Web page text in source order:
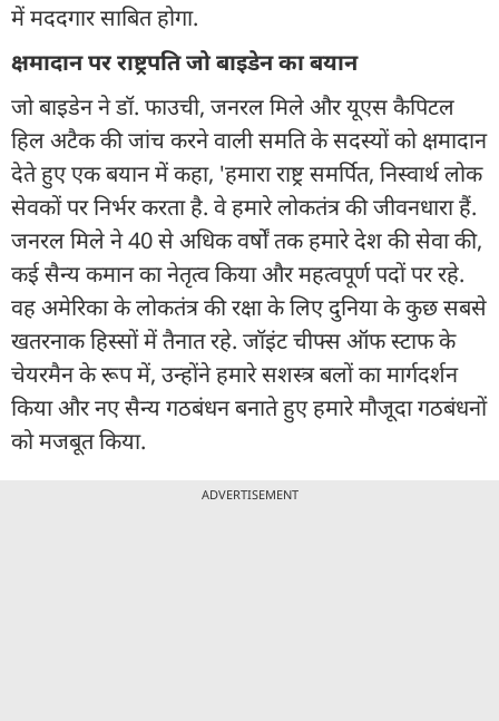
में मददगार साबित होगा.
क्षमादान पर राष्ट्रपति जो बाइडेन का बयान
जो बाइडेन ने डॉ. फाउची, जनरल मिले और यूएस कैपिटल
हिल अटैक की जांच करने वाली समति के सदस्यों को क्षमादान
देते हुए एक बयान में कहा, 'हमारा राष्ट्र समर्पित, निस्वार्थ लोक
सेवकों पर निर्भर करता है. वे हमारे लोकतंत्र की जीवनधारा हैं.
जनरल मिले ने 40 से अधिक वर्षों तक हमारे देश की सेवा की,
कई सैन्य कमान का नेतृत्व किया और महत्वपूर्ण पदों पर रहे.
वह अमेरिका के लोकतंत्र की रक्षा के लिए दुनिया के कुछ सबसे
खतरनाक हिस्सों में तैनात रहे. जॉइंट चीफ्स ऑफ स्टाफ के
चेयरमैन के रूप में, उन्होंने हमारे सशस्त्र बलों का मार्गदर्शन
किया और नए सैन्य गठबंधन बनाते हुए हमारे मौजूदा गठबंधनों
को मजबूत किया.
ADVERTISEMENT